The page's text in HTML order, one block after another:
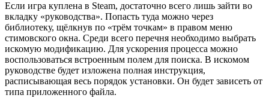
Если игра куплена в Steam, достаточно всего лишь зайти во
вкладку «руководства». Попасть туда можно через
библиотеку, щёлкнув по «трём точкам» в правом меню
стимовского окна. Среди всего перечня необходимо выбрать
искомую модификацию. Для ускорения процесса можно
воспользоваться встроенным полем для поиска. В искомом
руководстве будет изложена полная инструкция,
расписывающая весь порядок установки. Он будет зависеть от
типа приложенного файла.